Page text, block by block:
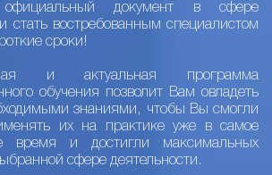
официальный документ в сфере
стать востребованным специалистом
сроки!
и актуальная программа
обучения позволит Вам овладеть
знаниями, чтобы Вы смогли
их на практике уже в самое
время и достигли максимальных
сфере деятельности.